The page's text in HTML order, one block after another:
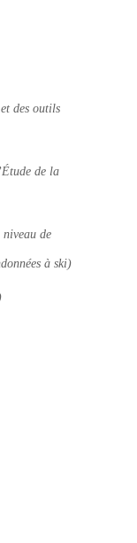
des outils
de la
de
à ski)